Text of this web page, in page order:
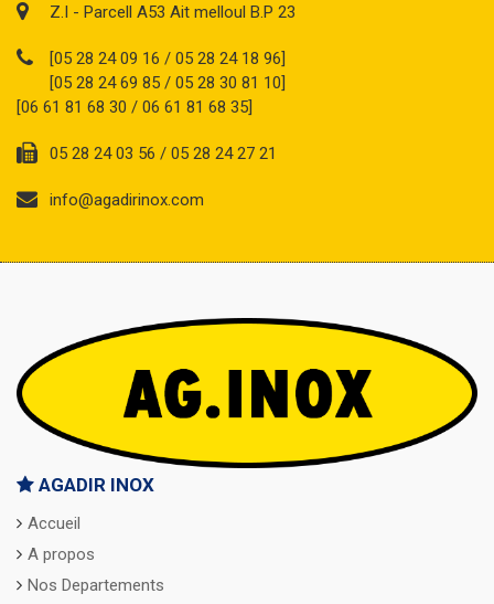
Z.I - Parcell A53 Ait melloul B.P 23
[05 28 24 09 16 / 05 28 24 18 96]
[05 28 24 69 85 / 05 28 30 81 10]
[06 61 81 68 30 / 06 61 81 68 35]
05 28 24 03 56 / 05 28 24 27 21
info@agadirinox.com
AGADIR INOX
Accueil
A propos
Nos Departements